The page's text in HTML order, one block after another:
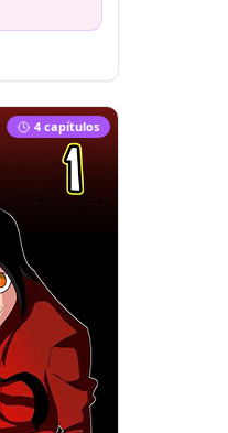
4capítulos